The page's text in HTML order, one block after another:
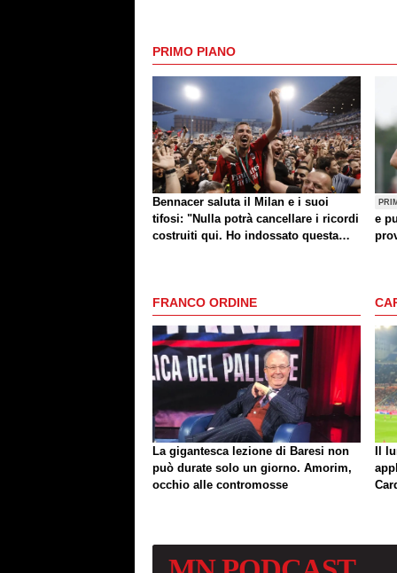
PRIMO PIANO
Bennacer saluta il Milan e i suoi
tifosi: "Nulla potrà cancellare i ricordi
costruiti qui. Ho indossato questa
e
FRANCO ORDINE
La gigantesca lezione di Baresi non
può durate solo un giorno. Amorim,
occhio alle contromosse
Il